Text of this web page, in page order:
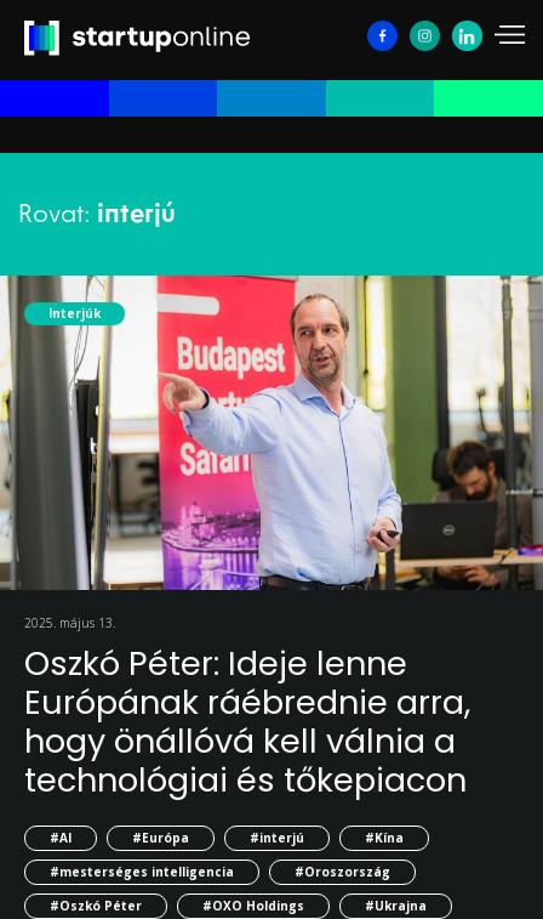
Rovat: interjú
Interjúk
2025. május 13.
Oszkó Péter: Ideje lenne
Európának ráébrednie arra,
hogy önállóvá kell válnia a
technológiai és tőkepiacon
#AI #Európa #interjú
#Kína
#mesterséges intelligencia
#Oroszország
#Oszkó Péter
#OXO Holdings
#Ukrajna